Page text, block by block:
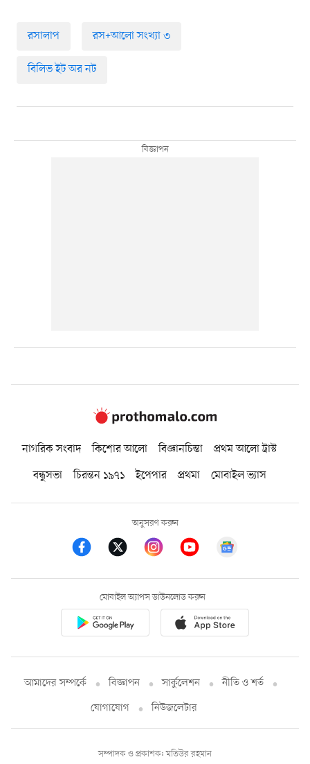
রসালাপ রস‍+আলো সংখ্যা ৩
বিলিভ ইট অর নট
নাগরিক সংবাদ কিশোর আলো বিজ্ঞানচিন্তা
প্রথম আলো ট্রাস্ট
বন্ধুসভা
চিরন্তন ১৯৭১ ইপেপার প্রথমা মোবাইল ভ্যাস
অনুসরণ করুন
মোবাইল অ্যাপস ডাউনলোড করুন
আমাদের সম্পর্কে বিজ্ঞাপন সার্কুলেশন
নীতি ও শর্ত
যোগাযোগ
নিউজলেটার
সম্পাদক ও প্রকাশক: মতিউর রহমান